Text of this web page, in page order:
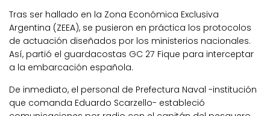
Tras ser hallado en la Zona Económica Exclusiva
Argentina (ZEEA), se pusieron en práctica los protocolos
de actuación diseñados por los ministerios nacionales.
Así, partió el guardacostas GC 27 Fique para interceptar
a la embarcación española.
De inmediato, el personal de Prefectura Naval -institución
que comanda Eduardo Scarzello- estableció